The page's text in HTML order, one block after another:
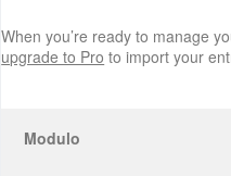
When you’re ready to manage
upgrade to Pro to import your
Modulo